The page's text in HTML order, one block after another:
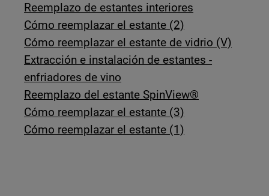
Reemplazo de estantes interiores
Cómo reemplazar el estante (2)
Cómo reemplazar el estante de vidrio (V)
Extracción e instalación de estantes -
enfriadores de vino
Reemplazo del estante SpinView®
Cómo reemplazar el estante (3)
Cómo reemplazar el estante (1)